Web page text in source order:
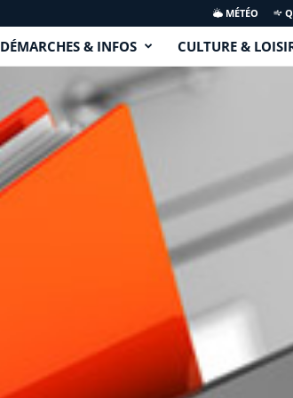
MÉTÉO
DÉMARCHES & INFOS CULTURE &